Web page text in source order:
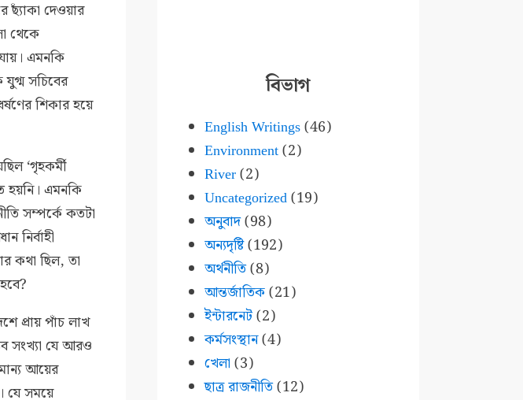
ছ্যাঁকা দেওয়ার
থেকে
এমনকি
যুগ্ম সচিবের
শিকার হয়ে
‘গৃহকর্মী
হয়নি। এমনকি
সম্পর্কে কতটা
নির্বাহী
কথা ছিল, তা
প্রায় পাঁচ লাখ
সংখ্যা যে আরও
আয়ের
যে সময়ে
বিভাগ
English Writings(46)
Environment(2)
River(2)
Uncategorized(19)
অনুবাদ(98)
অন্যদৃষ্টি(192)
অর্থনীতি(8)
আন্তর্জাতিক(21)
ইন্টারনেট(2)
কর্মসংস্থান(4)
খেলা (3)
ছাত্র রাজনীতি(12)